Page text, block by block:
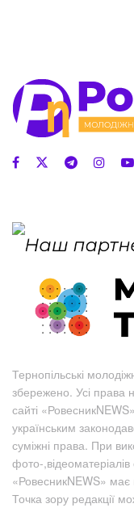
Тернопільські
збережено. Усі права
сайті
українським
суміжні права. При
фото-
«РовесникNEWS» має
Точка зору редакції